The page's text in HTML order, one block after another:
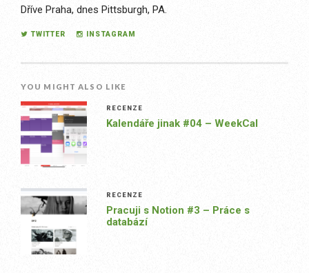
Dříve Praha, dnes Pittsburgh, PA.
TWITTER INSTAGRAM
YOU MIGHT ALSO LIKE
RECENZE
Kalendáře jinak #04 – WeekCal
RECENZE
Pracuji s Notion #3 – Práce s
databází